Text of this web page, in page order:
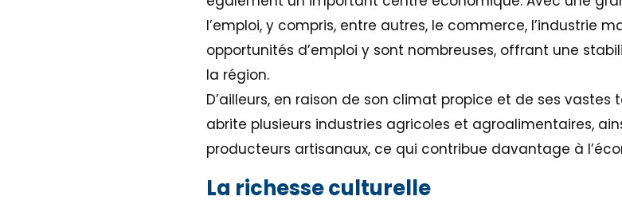
l’emploi, y compris, entre autres, le commerce, l’industrie
opportunités d’emploi y sont nombreuses, offrant une
la région.
D’ailleurs, en raison de son climat propice et de ses vastes
abrite plusieurs industries agricoles et agroalimentaires,
producteurs artisanaux, ce qui contribue davantage à
La richesse culturelle